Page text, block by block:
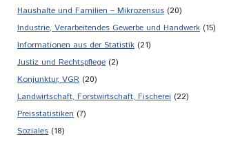
Haushalte und Familien – Mikrozensus (20)
Industrie, Verarbeitendes Gewerbe und Handwerk (15)
Informationen aus der Statistik (21)
Justiz und Rechtspflege (2)
Konjunktur, VGR (20)
Landwirtschaft, Forstwirtschaft, Fischerei (22)
Preisstatistiken (7)
Soziales (18)